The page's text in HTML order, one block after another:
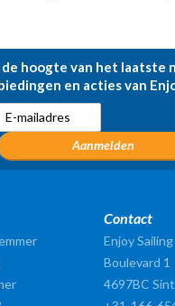
hoogte van het laatste
en acties van
Contact
Enjoy
Boulevard 1
4697BC